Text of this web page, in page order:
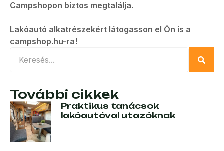
Campshopon biztos megtalálja.
Lakóautó alkatrészekért látogasson el Ön is a
campshop.hu-ra!
További cikkek
Praktikus tanácsok
lakóautóval utazóknak